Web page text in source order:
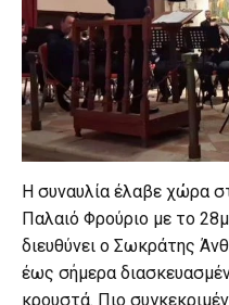
Η συναυλία έλαβε χώρα
Παλαιό Φρούριο με το
διευθύνει ο Σωκράτης
έως σήμερα
κρουστά. Πιο